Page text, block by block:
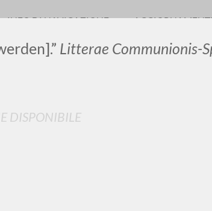
Litterae Communionis-
DISPONIBILE
INFO DI NAVIGAZIONE